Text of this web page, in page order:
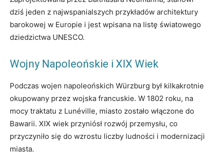
dziś jeden z najwspanialszych przykładów architektury
barokowej w Europie i jest wpisana na listę światowego
dziedzictwa UNESCO.
Wojny Napoleońskie i XIX Wiek
Podczas wojen napoleońskich Würzburg był kilkakrotnie
okupowany przez wojska francuskie. W 1802 roku, na
mocy traktatu z Lunéville, miasto zostało włączone do
Bawarii. XIX wiek przyniósł rozwój przemysłu, co
przyczyniło się do wzrostu liczby ludności i modernizacji
miasta.